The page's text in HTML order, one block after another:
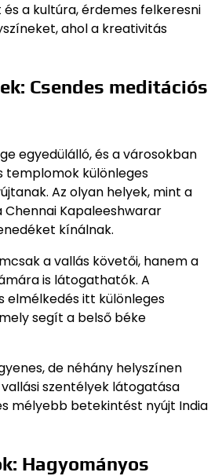
a kultúra, érdemes felkeresni
ahol a kreativitás
Csendes meditációs
egyedülálló, és a városokban
templomok különleges
Az olyan helyek, mint a
Chennai Kapaleeshwarar
kínálnak.
a vallás követői, hanem a
is látogathatók. A
elmélkedés itt különleges
segít a belső béke
de néhány helyszínen
szentélyek látogatása
mélyebb betekintést nyújt India
Hagyományos